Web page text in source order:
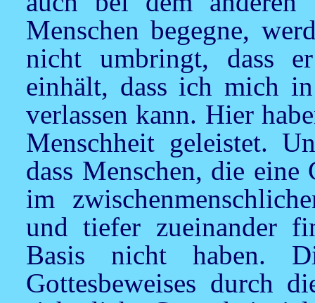
Menschen begegne,
nicht umbringt, dass er
einhält, dass ich mich
verlassen kann. Hier
Menschheit geleistet.
dass Menschen, die eine
im
und tiefer zueinander
Basis nicht haben.
Gottesbeweises durch